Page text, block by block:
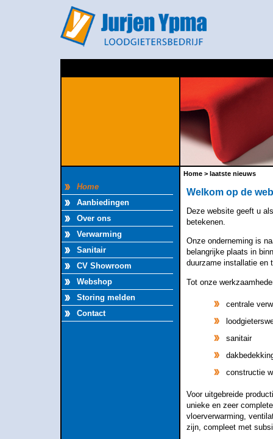
Home
Aanbiedingen
Over ons
Verwarming
Sanitair
CV Showroom
Webshop
Storing melden
Contact
Home > laatste nieuws
Welkom op de
Deze website geeft u
betekenen.
Onze onderneming is
belangrijke plaats in
duurzame installatie en
Tot onze
centrale
sanitair
constructie
Voor uitgebreide
unieke en zeer
vloerverwarming,
zijn, compleet met